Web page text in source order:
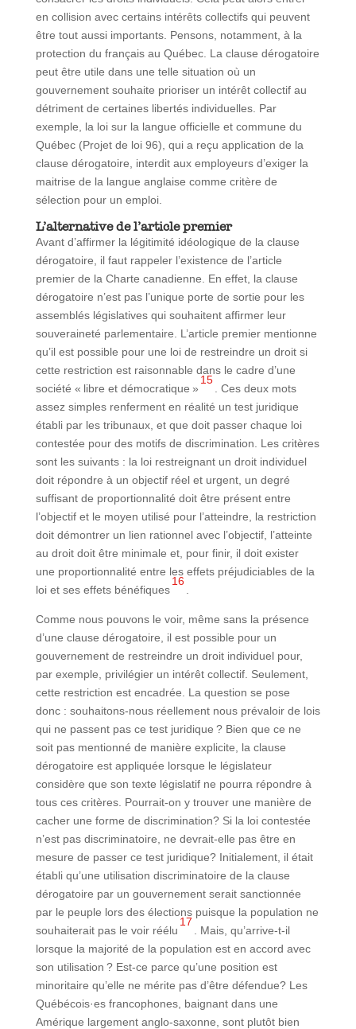
en collision avec certains intérêts collectifs qui peuvent
être tout aussi importants. Pensons, notamment, à la
protection du français au Québec. La clause dérogatoire
peut être utile dans une telle situation où un
gouvernement souhaite prioriser un intérêt collectif au
détriment de certaines libertés individuelles. Par
exemple, la loi sur la langue officielle et commune du
Québec (Projet de loi 96), qui a reçu application de la
clause dérogatoire, interdit aux employeurs d’exiger la
maitrise de la langue anglaise comme critère de
sélection pour un emploi.
L’alternative de l’article premier
Avant d’affirmer la légitimité idéologique de la clause
dérogatoire, il faut rappeler l’existence de l’article
premier de la Charte canadienne. En effet, la clause
dérogatoire n’est pas l’unique porte de sortie pour les
assemblés législatives qui souhaitent affirmer leur
souveraineté parlementaire. L’article premier mentionne
qu’il est possible pour une loi de restreindre un droit si
cette restriction est raisonnable dans le cadre d’une
société « libre et démocratique »
15
. Ces deux mots
assez simples renferment en réalité un test juridique
établi par les tribunaux, et que doit passer chaque loi
contestée pour des motifs de discrimination. Les critères
sont les suivants : la loi restreignant un droit individuel
doit répondre à un objectif réel et urgent, un degré
suffisant de proportionnalité doit être présent entre
l’objectif et le moyen utilisé pour l’atteindre, la restriction
doit démontrer un lien rationnel avec l’objectif, l’atteinte
au droit doit être minimale et, pour finir, il doit exister
une proportionnalité entre les effets préjudiciables de la
loi et ses effets bénéfiques
16
Comme nous pouvons le voir, même sans la présence
d’une clause dérogatoire, il est possible pour un
gouvernement de restreindre un droit individuel pour,
par exemple, privilégier un intérêt collectif. Seulement,
cette restriction est encadrée. La question se pose
donc : souhaitons-nous réellement nous prévaloir de lois
qui ne passent pas ce test juridique ? Bien que ce ne
soit pas mentionné de manière explicite, la clause
dérogatoire est appliquée lorsque le législateur
considère que son texte législatif ne pourra répondre à
tous ces critères. Pourrait-on y trouver une manière de
cacher une forme de discrimination? Si la loi contestée
n’est pas discriminatoire, ne devrait-elle pas être en
mesure de passer ce test juridique? Initialement, il était
établi qu’une utilisation discriminatoire de la clause
dérogatoire par un gouvernement serait sanctionnée
par le peuple lors des élections puisque la population ne
souhaiterait pas le voir réélu
17
. Mais, qu’arrive-t-il
lorsque la majorité de la population est en accord avec
son utilisation ? Est-ce parce qu’une position est
minoritaire qu’elle ne mérite pas d’être défendue? Les
Québécois·es francophones, baignant dans une
Amérique largement anglo-saxonne, sont plutôt bien